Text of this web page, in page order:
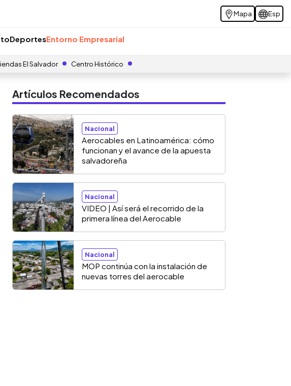
Mapa Esp
DeportesEntorno Empresarial
El Salvador Centro Histórico
Artículos Recomendados
Nacional
Aerocables en Latinoamérica: cómo
funcionan y el avance de la apuesta
salvadoreña
Nacional
VIDEO | Así será el recorrido de la
primera línea del Aerocable
Nacional
MOP continúa con la instalación de
nuevas torres del aerocable